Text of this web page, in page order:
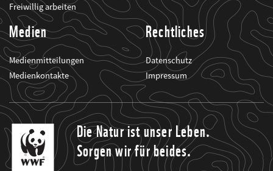
Freiwillig arbeiten
Medien
Medienmitteilungen
Medienkontakte
Rechtliches
Datenschutz
Impressum
Die Natur ist unser Leben.
Sorgen wir für beides.